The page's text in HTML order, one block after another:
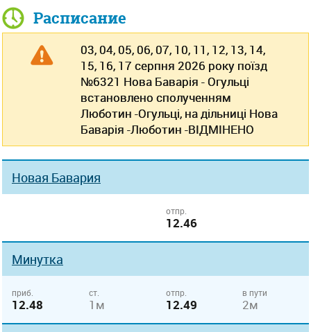
Расписание
03, 04, 05, 06, 07, 10, 11, 12, 13, 14,
15, 16, 17 серпня 2026 року поїзд
№6321 Нова Баварія - Огульці
встановлено сполученням
Люботин -Огульці, на дільниці Нова
Баварія -Люботин -ВІДМІНЕНО
Новая Бавария
отпр.
12.46
Минутка
приб.
12.48
ст.
1м
отпр.
12.49
в пути
2м